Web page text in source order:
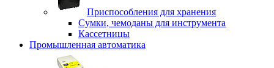
Приспособления для хранения
Сумки, чемоданы для инструмента
Кассетницы
Промышленная автоматика